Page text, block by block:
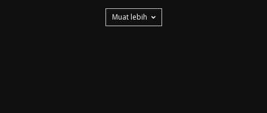
Muat lebih